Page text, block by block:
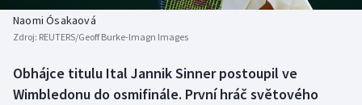
Biatlon
Box
Aplikace ČT sport
Naomi Ósakaová
Zdroj: REUTERS/Geoff Burke-Imagn Images
Obhájce titulu Ital Jannik Sinner postoupil ve
Wimbledonu do osmifinále. První hráč světového